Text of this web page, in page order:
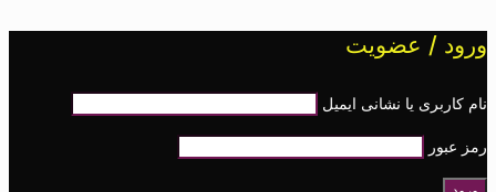
ورود / عضویت
نام کاربری یا نشانی ایمیل
رمز عبور